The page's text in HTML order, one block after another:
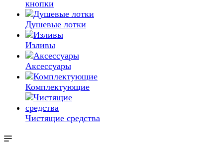
кнопки
Душевые лотки
Изливы
Аксессуары
Комплектующие
Чистящие средства